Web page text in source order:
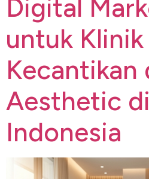
Digital
untuk Klinik
Kecantikan
Aesthetic di
Indonesia